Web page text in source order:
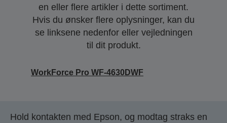
en eller flere artikler i dette sortiment.
Hvis du ønsker flere oplysninger, kan du
se linksene nedenfor eller vejledningen
til dit produkt.
WorkForce Pro WF-4630DWF
Hold kontakten med Epson, og modtag straks en